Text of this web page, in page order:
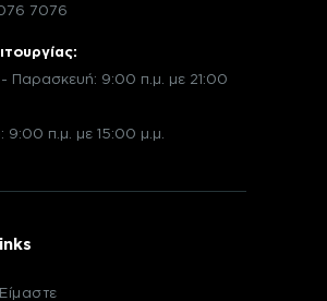
7076
Παρασκευή: 9:00 π.μ. με 21:00
9:00 π.μ. με 15:00 μ.μ.